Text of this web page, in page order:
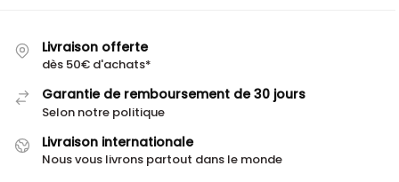
Livraison offerte
dès 50€ d'achats*
Garantie de remboursement de 30 jours
Selon notre politique
Livraison internationale
Nous vous livrons partout dans le monde